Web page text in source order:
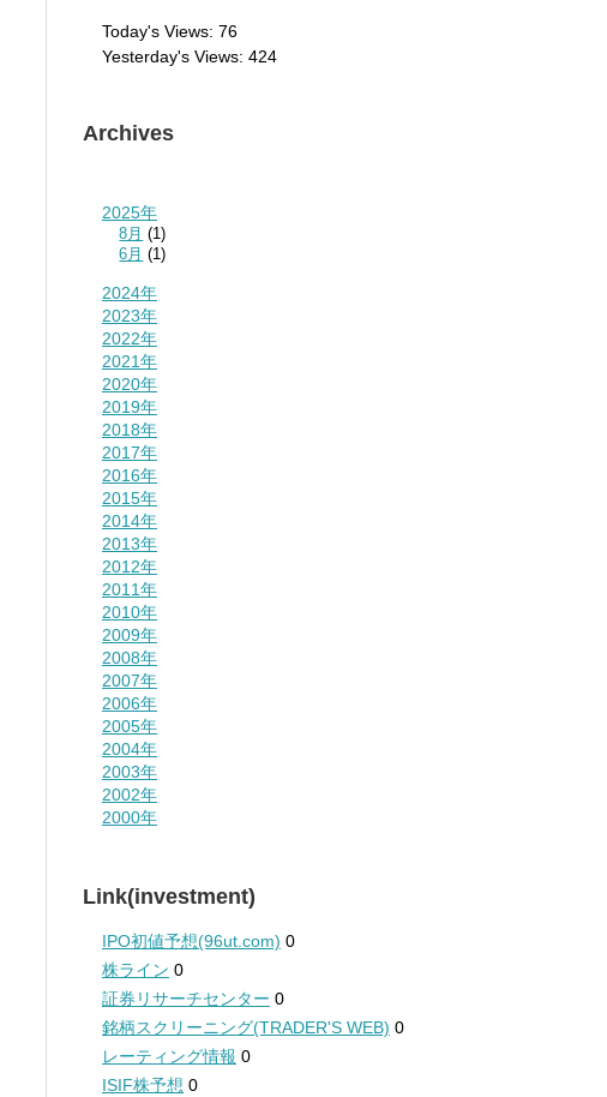
Today's Views: 76
Yesterday's Views: 424
Archives
2025年
8月 (1)
6月 (1)
2024年
2023年
2022年
2021年
2020年
2019年
2018年
2017年
2016年
2015年
2014年
2013年
2012年
2011年
2010年
2009年
2008年
2007年
2006年
2005年
2004年
2003年
2002年
2000年
Link(investment)
IPO初値予想(96ut.com) 0
株ライン 0
証券リサーチセンター 0
銘柄スクリーニング(TRADER'S WEB) 0
レーティング情報 0
ISIF株予想 0